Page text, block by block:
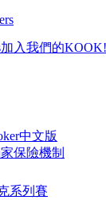
中文版
保險機制
系列賽